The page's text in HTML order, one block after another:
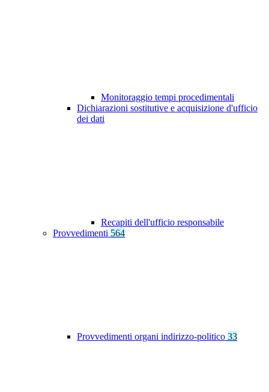
Monitoraggio tempi procedimentali
Dichiarazioni sostitutive e acquisizione d'ufficio
dei dati
Recapiti dell'ufficio responsabile
Provvedimenti 564
Provvedimenti organi indirizzo-politico 33